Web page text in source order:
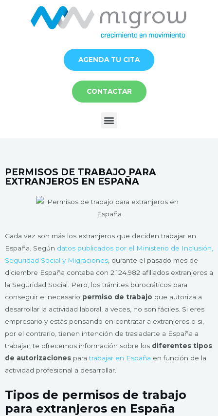
AGENDA TU CITA
CONTACTAR
Menú
PERMISOS DE TRABAJO PARA
EXTRANJEROS EN ESPAÑA
Cada vez son más los extranjeros que deciden trabajar en
España. Según datos publicados por el Ministerio de Inclusión,
Seguridad Social y Migraciones , durante el pasado mes de
diciembre España contaba con 2.124.982 afiliados extranjeros a
la Seguridad Social. Pero, los trámites burocráticos para
conseguir el necesario permiso de trabajo que autoriza a
desarrollar la actividad laboral, a veces, no son fáciles. Si eres
empresario y estás pensando en contratar a extranjeros o si,
por el contrario, tienen intención de trasladarte a España a
trabajar, te ofrecemos información sobre los diferentes tipos
de autorizaciones paratrabajar en España en función de la
actividad profesional a desarrollar.
Tipos de permisos de trabajo
para extranjeros en España